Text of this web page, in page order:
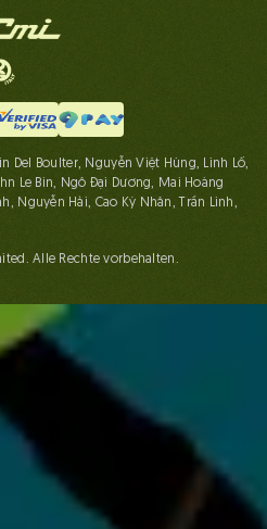
Del Boulter, Nguyễn Việt Hùng, Linh Lố,
Le Bin, Ngô Đại Dương, Mai Hoàng
Nguyễn Hải, Cao Kỳ Nhân, Trần Linh,
Alle Rechte vorbehalten.